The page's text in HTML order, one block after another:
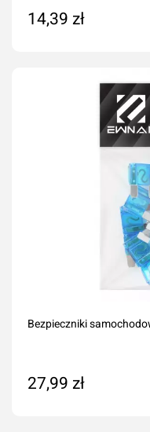
14,39 zł
Bezpieczniki
27,99 zł